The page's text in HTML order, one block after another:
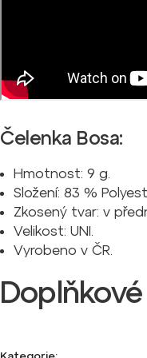
Čelenka Bosa:
Hmotnost: 9 g.
Složení: 83 %
Zkosený tvar: v
Velikost: UNI.
Vyrobeno v ČR.